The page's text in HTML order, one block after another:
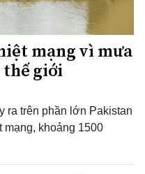
mạng vì mưa
thế giới
ra trên phần lớn Pakistan
khoảng 1500